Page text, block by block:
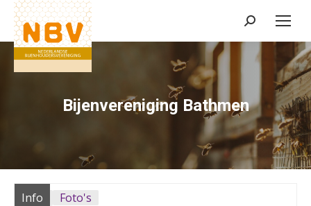
Zoeken:
Bijenvereniging Bathmen
Info Foto's